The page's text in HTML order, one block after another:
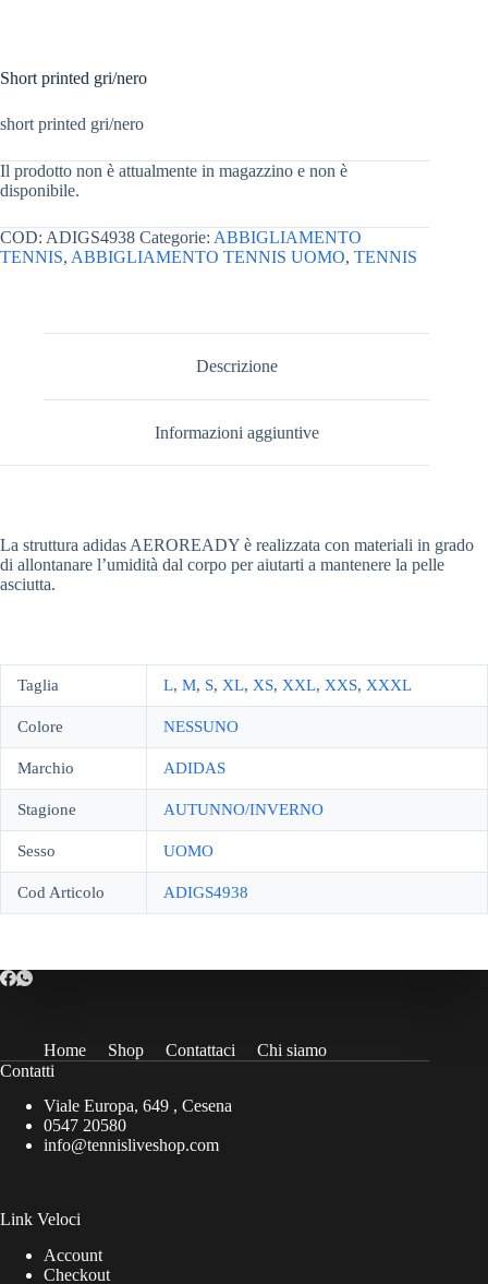
Short printed gri/nero
short printed gri/nero
Il prodotto non è attualmente in magazzino e non è
disponibile.
COD: ADIGS4938 Categorie: ABBIGLIAMENTO
TENNIS, ABBIGLIAMENTO TENNIS UOMO, TENNIS
Descrizione
Informazioni aggiuntive
La struttura adidas AEROREADY è realizzata con materiali in grado
di allontanare l’umidità dal corpo per aiutarti a mantenere la pelle
asciutta.
Taglia L, M, S, XL, XS, XXL, XXS, XXXL
Colore NESSUNO
Marchio ADIDAS
Stagione AUTUNNO/INVERNO
Sesso UOMO
Cod Articolo ADIGS4938
Home Shop Contattaci
Chi siamo
Contatti
Viale Europa, 649 , Cesena
0547 20580
info@tennisliveshop.com
Link Veloci
Account
Checkout